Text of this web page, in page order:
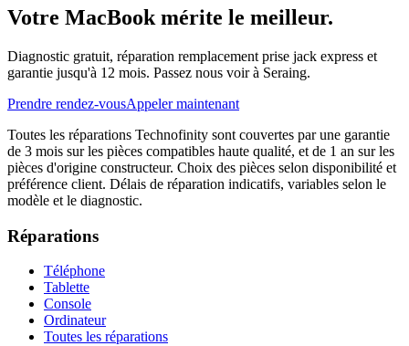
Votre MacBook mérite le meilleur.
Diagnostic gratuit, réparation remplacement prise jack express et
garantie jusqu'à 12 mois. Passez nous voir à Seraing.
Prendre rendez-vousAppeler maintenant
Toutes les réparations Technofinity sont couvertes par une garantie
de 3 mois sur les pièces compatibles haute qualité, et de 1 an sur les
pièces d'origine constructeur. Choix des pièces selon disponibilité et
préférence client. Délais de réparation indicatifs, variables selon le
modèle et le diagnostic.
Réparations
Téléphone
Tablette
Console
Ordinateur
Toutes les réparations